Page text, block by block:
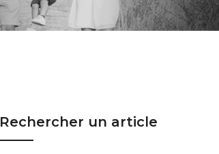
Rechercher un article